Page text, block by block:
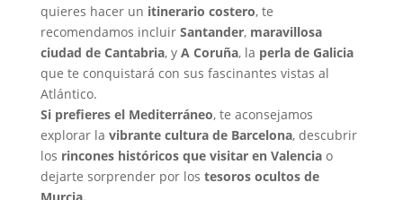
quieres hacer un itinerario costero, te
recomendamos incluir Santander,maravillosa
ciudad de Cantabria, y A Coruña, la perla de Galicia
que te conquistará con sus fascinantes vistas al
Atlántico.
Si prefieres el Mediterráneo, te aconsejamos
explorar la vibrante cultura de Barcelona, descubrir
los rincones históricos que visitar en Valenciao
dejarte sorprender por los tesoros ocultos de